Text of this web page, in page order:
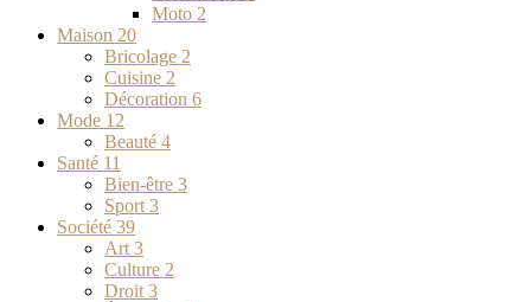
Moto 2
Maison 20
Bricolage 2
Cuisine 2
Décoration 6
Mode 12
Beauté 4
Santé 11
Bien-être 3
Sport 3
Société 39
Art 3
Culture 2
Droit 3